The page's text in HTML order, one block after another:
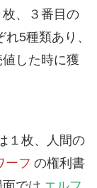
、３番目の
5種類あり、
した時に獲
１枚、人間の
ーフ の権利書